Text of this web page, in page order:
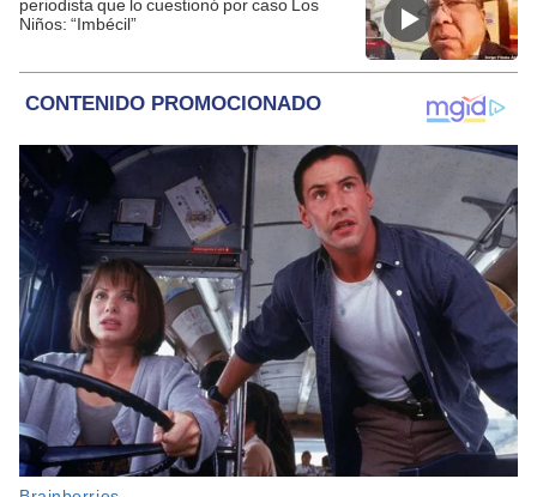
periodista que lo cuestionó por caso Los
Niños: “Imbécil”